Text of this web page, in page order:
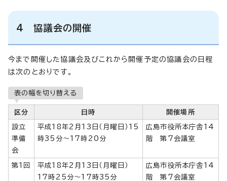
4 協議会の開催
今まで開催した協議会及びこれから開催予定の協議会の日程
は次のとおりです。
表の幅を切り替える
区分 日時 開催場所
設立
準備
会
平成18年2月13日（月曜日）15
時35分～17時20分
広島市役所本庁舎14
階 第7会議室
第1回
平成18年2月13日（月曜日）
17時25分～17時35分
広島市役所本庁舎14
階 第7会議室